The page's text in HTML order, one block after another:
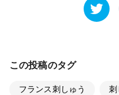
この投稿のタグ
フランス刺しゅう 刺